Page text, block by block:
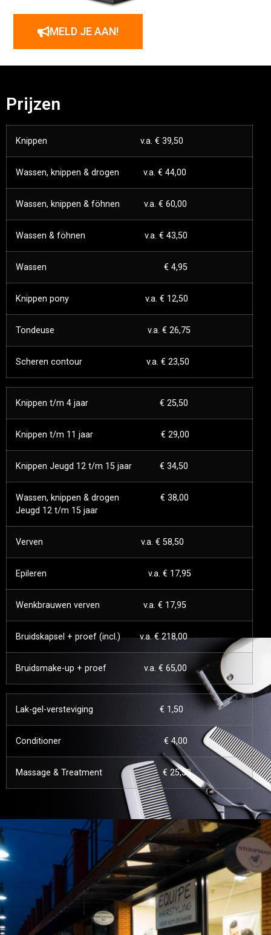
MELD JE AAN!
Prijzen
Knippen v.a. € 39,50
Wassen, knippen & drogen v.a. € 44,00
Wassen, knippen & föhnen v.a. € 60,00
Wassen & föhnen v.a. € 43,50
Wassen € 4,95
Knippen pony v.a. € 12,50
Tondeuse v.a. € 26,75
Scheren contour v.a. € 23,50
Knippen t/m 4 jaar € 25,50
Knippen t/m 11 jaar € 29,00
Knippen Jeugd 12 t/m 15 jaar € 34,50
Wassen, knippen & drogen € 38,00
Jeugd 12 t/m 15 jaar
Verven v.a. € 58,50
Epileren v.a. € 17,95
Wenkbrauwen verven v.a. € 17,95
Bruidskapsel + proef (incl.) v.a. € 218,00
Bruidsmake-up + proef v.a. € 65,00
Lak-gel-versteviging € 1,50
Conditioner € 4,00
Massage & Treatment € 25,50